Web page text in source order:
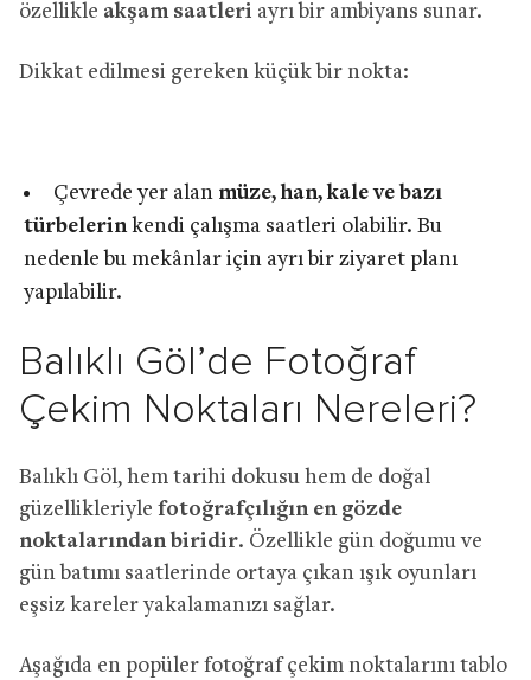
özellikle akşam saatleri ayrı bir ambiyans sunar.
Dikkat edilmesi gereken küçük bir nokta:
Çevrede yer alan müze, han, kale ve bazı
türbelerinkendi çalışma saatleri olabilir. Bu
nedenle bu mekânlar için ayrı bir ziyaret planı
yapılabilir.
Balıklı Göl’de Fotoğraf
Çekim Noktaları Nereleri?
Balıklı Göl, hem tarihi dokusu hem de doğal
güzellikleriyle fotoğrafçılığın en gözde
noktalarından biridir. Özellikle gün doğumu ve
gün batımı saatlerinde ortaya çıkan ışık oyunları
eşsiz kareler yakalamanızı sağlar.
Aşağıda en popüler fotoğraf çekim noktalarını tablo